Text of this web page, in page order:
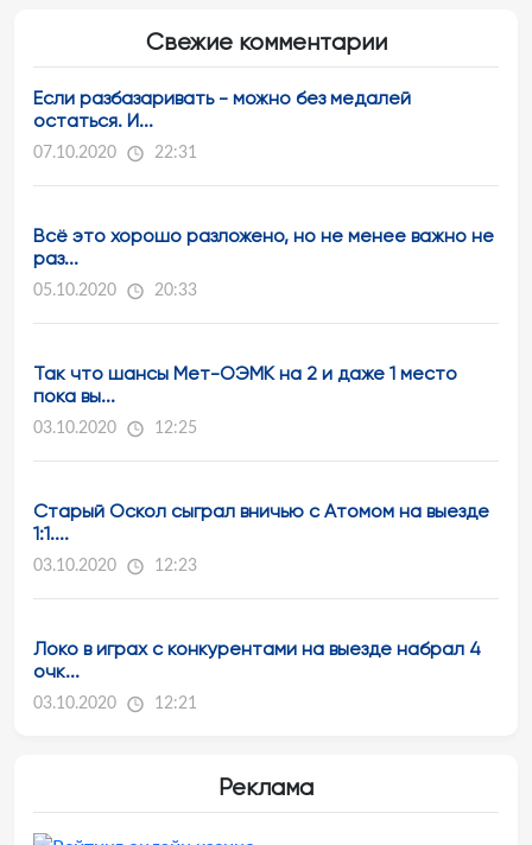
Свежие комментарии
Если разбазаривать - можно без медалей
остаться. И...
07.10.2020 22:31
Всё это хорошо разложено, но не менее важно не
раз...
05.10.2020 20:33
Так что шансы Мет-ОЭМК на 2 и даже 1 место
пока вы...
03.10.2020 12:25
Старый Оскол сыграл вничью с Атомом на выезде
1:1....
03.10.2020 12:23
Локо в играх с конкурентами на выезде набрал 4
очк...
03.10.2020 12:21
Реклама